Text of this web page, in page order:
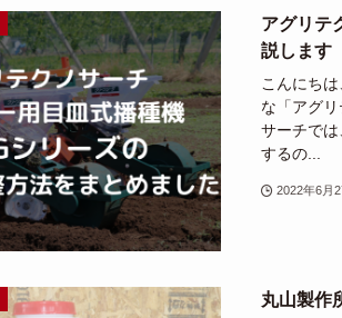
アグリテ
説します
こんにち
な「アグ
サーチで
するの...
2022年6月
丸山製作